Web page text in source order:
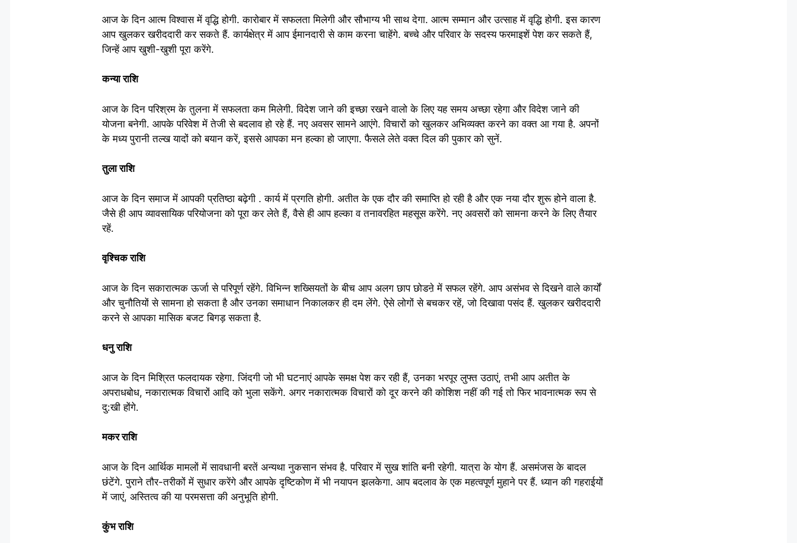
आज के दिन आत्म विश्वास में वृद्धि होगी. कारोबार में सफलता मिलेगी और सौभाग्य भी साथ देगा. आत्म सम्मान और उत्साह में वृद्धि होगी. इस कारण
आप खुलकर खरीददारी कर सकते हैं. कार्यक्षेत्र में आप ईमानदारी से काम करना चाहेंगे. बच्चे और परिवार के सदस्य फरमाइशें पेश कर सकते हैं,
जिन्हें आप खुशी-खुशी पूरा करेंगे.
कन्या राशि
आज के दिन परिश्रम के तुलना में सफलता कम मिलेगी. विदेश जाने की इच्छा रखने वालो के लिए यह समय अच्छा रहेगा और विदेश जाने की
योजना बनेगी. आपके परिवेश में तेजी से बदलाव हो रहे हैं. नए अवसर सामने आएंगे. विचारों को खुलकर अभिव्यक्त करने का वक्त आ गया है. अपनों
के मध्य पुरानी तल्ख यादों को बयान करें, इससे आपका मन हल्का हो जाएगा. फैसले लेते वक्त दिल की पुकार को सुनें.
तुला राशि
आज के दिन समाज में आपकी प्रतिष्ठा बढ़ेगी . कार्य में प्रगति होगी. अतीत के एक दौर की समाप्ति हो रही है और एक नया दौर शुरू होने वाला है.
जैसे ही आप व्यावसायिक परियोजना को पूरा कर लेते हैं, वैसे ही आप हल्का व तनावरहित महसूस करेंगे. नए अवसरों को सामना करने के लिए तैयार
रहें.
वृश्चिक राशि
आज के दिन सकारात्मक ऊर्जा से परिपूर्ण रहेंगे. विभिन्न शख्सियतों के बीच आप अलग छाप छोडऩे में सफल रहेंगे. आप असंभव से दिखने वाले कार्यों
और चुनौतियों से सामना हो सकता है और उनका समाधान निकालकर ही दम लेंगे. ऐसे लोगों से बचकर रहें, जो दिखावा पसंद हैं. खुलकर खरीददारी
करने से आपका मासिक बजट बिगड़ सकता है.
धनु राशि
आज के दिन मिश्रित फलदायक रहेगा. जिंदगी जो भी घटनाएं आपके समक्ष पेश कर रही हैं, उनका भरपूर लुफ्त उठाएं, तभी आप अतीत के
अपराधबोध, नकारात्मक विचारों आदि को भुला सकेंगे. अगर नकारात्मक विचारों को दूर करने की कोशिश नहीं की गई तो फिर भावनात्मक रूप से
दु:खी होंगे.
मकर राशि
आज के दिन आर्थिक मामलों में सावधानी बरतें अन्यथा नुकसान संभव है. परिवार में सुख शांति बनी रहेगी. यात्रा के योग हैं. असमंजस के बादल
छंटेंगे. पुराने तौर-तरीकों में सुधार करेंगे और आपके दृष्टिकोण में भी नयापन झलकेगा. आप बदलाव के एक महत्वपूर्ण मुहाने पर हैं. ध्यान की गहराईयों
में जाएं, अस्तित्व की या परमसत्ता की अनुभूति होगी.
कुंभ राशि